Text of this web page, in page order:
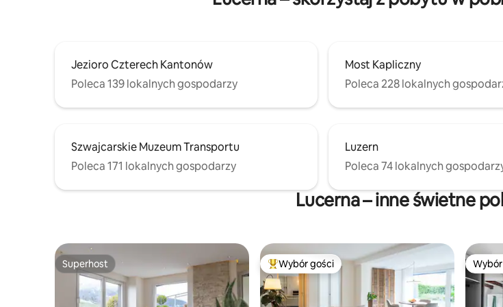
Jezioro Czterech Kantonów
Poleca 139 lokalnych gospodarzy
Most Kapliczny
Poleca 228 lokalnych
Szwajcarskie Muzeum Transportu
Poleca 171 lokalnych gospodarzy
Luzern
Poleca 74 lokalnych
Lucerna – inne świetne
Superhost
Superhost Najpopularniejsze z kategorii Wybór gości
Wybór gości